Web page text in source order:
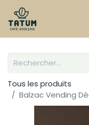
Tous les produits
Balzac Vending